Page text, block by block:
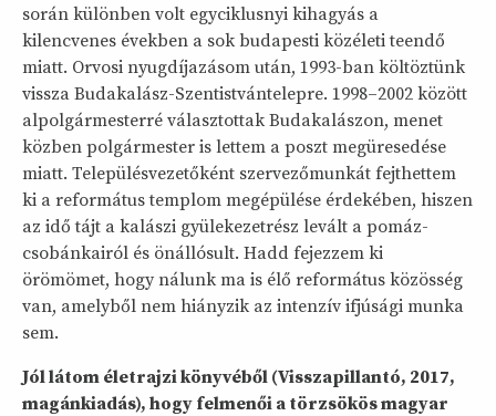
során különben volt egyciklusnyi kihagyás a
kilencvenes években a sok budapesti közéleti teendő
miatt. Orvosi nyugdíjazásom után, 1993-ban költöztünk
vissza Budakalász-Szentistvántelepre. 1998–2002 között
alpolgármesterré választottak Budakalászon, menet
közben polgármester is lettem a poszt megüresedése
miatt. Településvezetőként szervezőmunkát fejthettem
ki a református templom megépülése érdekében, hiszen
az idő tájt a kalászi gyülekezetrész levált a pomáz-
csobánkairól és önállósult. Hadd fejezzem ki
örömömet, hogy nálunk ma is élő református közösség
van, amelyből nem hiányzik az intenzív ifjúsági munka
sem.
Jól látom életrajzi könyvéből (Visszapillantó, 2017,
magánkiadás), hogy felmenői a törzsökös magyar